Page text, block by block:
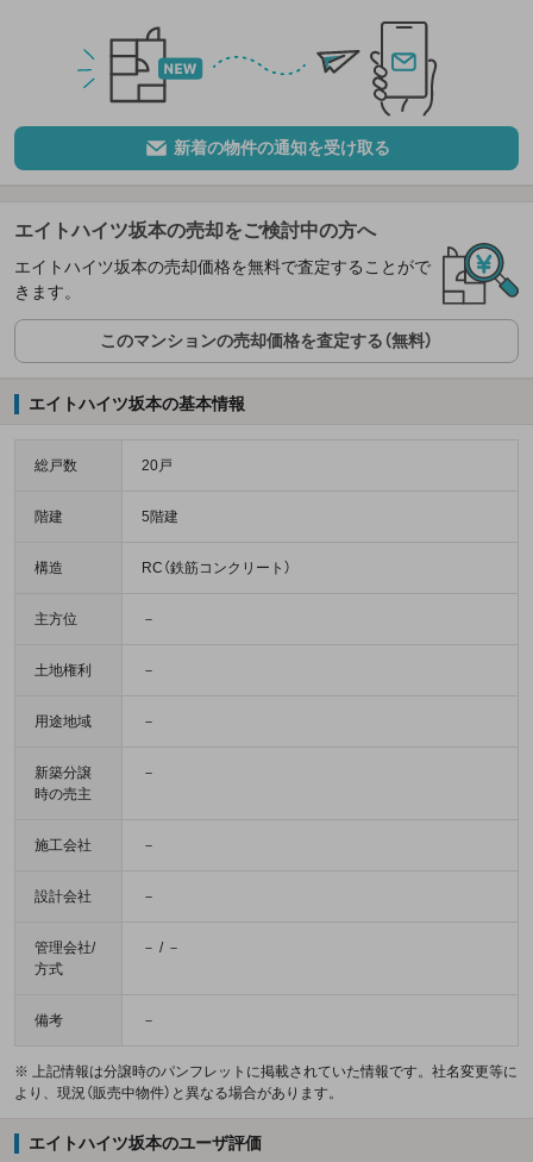
新着の物件の通知を受け取る
エイトハイツ坂本の売却をご検討中の方へ
エイトハイツ坂本の売却価格を無料で査定することがで
きます。
このマンションの売却価格を査定する（無料）
エイトハイツ坂本の基本情報
総戸数 20戸
階建 5階建
構造 RC（鉄筋コンクリート）
主方位 －
土地権利 －
用途地域 －
新築分譲
時の売主
－
施工会社 －
設計会社 －
管理会社/
方式
－ / －
備考 －
※ 上記情報は分譲時のパンフレットに掲載されていた情報です。社名変更等に
より、現況（販売中物件）と異なる場合があります。
エイトハイツ坂本のユーザ評価